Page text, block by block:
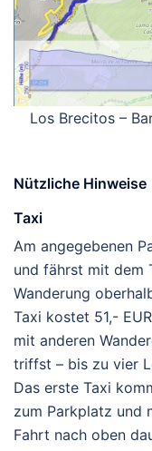
Los Brecitos –
Nützliche Hinweise
Taxi
Am angegebenen
und fährst mit dem
Wanderung
Taxi kostet 51,-
mit anderen
triffst – bis zu vier
Das erste Taxi
zum Parkplatz und
Fahrt nach oben